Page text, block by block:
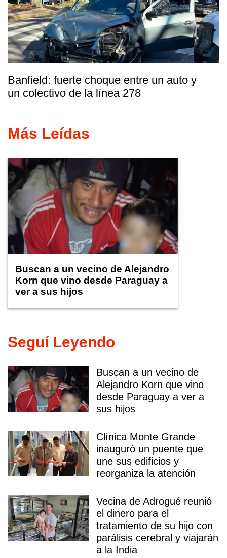
Banfield: fuerte choque entre un auto y
un colectivo de la línea 278
Más Leídas
Buscan a un vecino de Alejandro
Korn que vino desde Paraguay a
ver a sus hijos
Seguí Leyendo
Buscan a un vecino de
Alejandro Korn que vino
desde Paraguay a ver a
sus hijos
Clínica Monte Grande
inauguró un puente que
une sus edificios y
reorganiza la atención
Vecina de Adrogué reunió
el dinero para el
tratamiento de su hijo con
parálisis cerebral y viajarán
a la India